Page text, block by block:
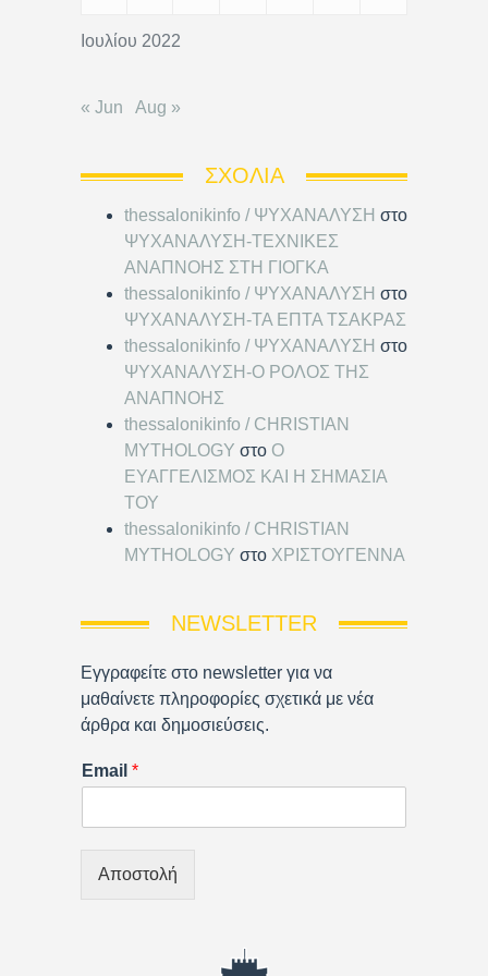
Ιουλίου 2022
« Jun Aug »
ΣΧΌΛΙΑ
thessalonikinfo / ΨΥΧΑΝΑΛΥΣΗ στο
ΨΥΧΑΝΑΛΥΣΗ-ΤΕΧΝΙΚΕΣ
ΑΝΑΠΝΟΗΣ ΣΤΗ ΓΙΟΓΚΑ
thessalonikinfo / ΨΥΧΑΝΑΛΥΣΗ στο
ΨΥΧΑΝΑΛΥΣΗ-ΤΑ ΕΠΤΑ ΤΣΑΚΡΑΣ
thessalonikinfo / ΨΥΧΑΝΑΛΥΣΗ στο
ΨΥΧΑΝΑΛΥΣΗ-Ο ΡΟΛΟΣ ΤΗΣ
ΑΝΑΠΝΟΗΣ
thessalonikinfo / CHRISTIAN
MYTHOLOGY στο Ο
ΕΥΑΓΓΕΛΙΣΜΟΣ ΚΑΙ Η ΣΗΜΑΣΙΑ
ΤΟΥ
thessalonikinfo / CHRISTIAN
MYTHOLOGY στο ΧΡΙΣΤΟΥΓΕΝΝΑ
NEWSLETTER
Εγγραφείτε στο newsletter για να
μαθαίνετε πληροφορίες σχετικά με νέα
άρθρα και δημοσιεύσεις.
Email *
Αποστολή